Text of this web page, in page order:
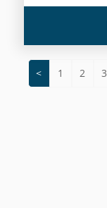
< 1 2 3